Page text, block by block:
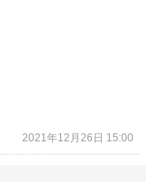
2021年12月26日 15:00